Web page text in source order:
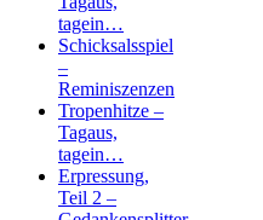
tagein…
Schicksalsspiel
–
Reminiszenzen
Tropenhitze –
Tagaus,
tagein…
Erpressung,
Teil 2 –